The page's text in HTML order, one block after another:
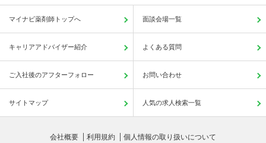
マイナビ薬剤師トップへ 面談会場一覧
キャリアアドバイザー紹介 よくある質問
ご入社後のアフターフォロー お問い合わせ
サイトマップ 人気の求人検索一覧
会社概要 利用規約 個人情報の取り扱いについて